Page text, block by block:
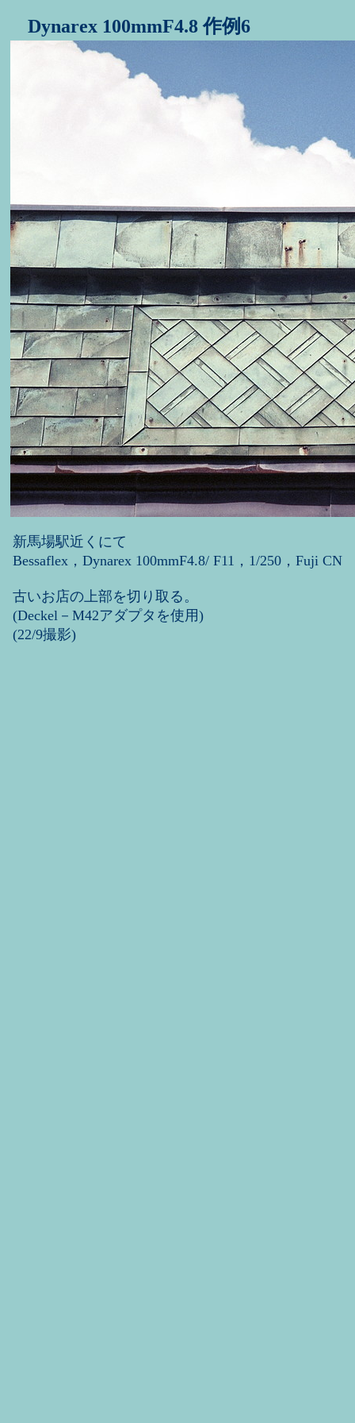
Dynarex 100mmF4.8 作例6
新馬場駅近くにて
Bessaflex，Dynarex 100mmF4.8/ F11，1/250，Fuji CN
古いお店の上部を切り取る。
(Deckel－M42アダプタを使用)
(22/9撮影)